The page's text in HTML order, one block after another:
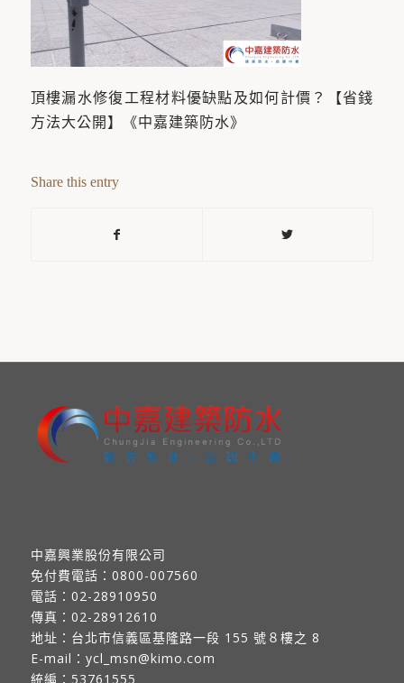
頂樓漏水修復工程材料優缺點及如何計價？【省錢
方法大公開】《中嘉建築防水》
Share this entry
中嘉興業股份有限公司
免付費電話： 0800-007560
電話： 02-28910950
傳真： 02-28912610
地址： 台北市信義區基隆路一段 155 號８樓之 8
E-mail： ycl_msn@kimo.com
統編：53761555